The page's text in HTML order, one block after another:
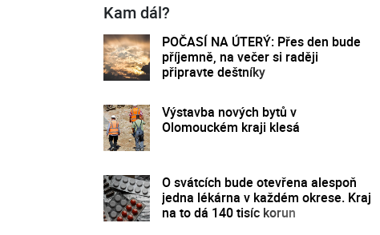
Kam dál?
POČASÍ NA ÚTERÝ: Přes den bude
příjemně, na večer si raději
připravte deštníky
Výstavba nových bytů v
Olomouckém kraji klesá
O svátcích bude otevřena alespoň
jedna lékárna v každém okrese. Kraj
na to dá 140 tisíc korun